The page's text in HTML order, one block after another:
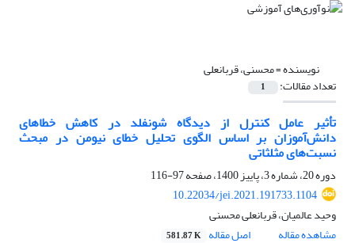
نویسنده =محسنی، قربانعلی
تعداد مقالات: 1
تأثیر عامل کنترل از دیدگاه شونفلد در کاهش خطاهای
دانش‌آموزان بر اساس الگوی تحلیل خطای نیومن در مبحث
نسبت‌های مثلثاتی
دوره 20، شماره 3، پاییز 1400، صفحه
97-116
10.22034/jei.2021.191733.1104
وحید عالمیان، قربانعلی محسنی
مشاهده مقاله
اصل مقاله 581.87 K